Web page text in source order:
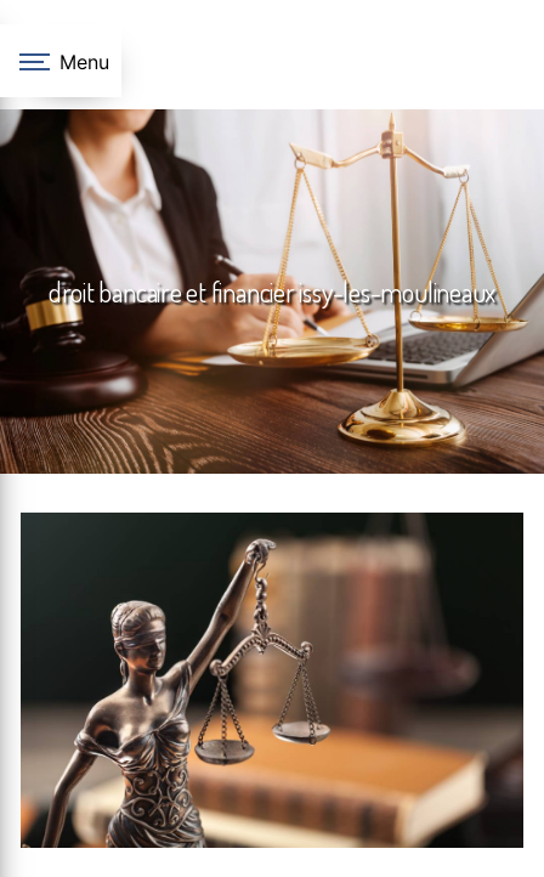
Menu
droit bancaire et financier issy-les-moulineaux